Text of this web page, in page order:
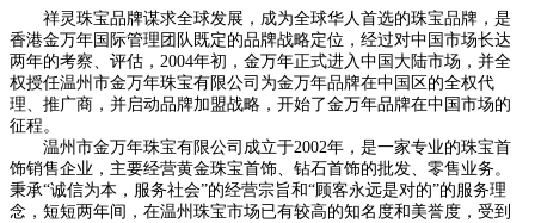
祥灵珠宝品牌谋求全球发展，成为全球华人首选的珠宝品牌，是
香港金万年国际管理团队既定的品牌战略定位，经过对中国市场长达
两年的考察、评估，2004年初，金万年正式进入中国大陆市场，并全
权授任温州市金万年珠宝有限公司为金万年品牌在中国区的全权代
理、推广商，并启动品牌加盟战略，开始了金万年品牌在中国市场的
征程。
温州市金万年珠宝有限公司成立于2002年，是一家专业的珠宝首
饰销售企业，主要经营黄金珠宝首饰、钻石首饰的批发、零售业务。
秉承“诚信为本，服务社会”的经营宗旨和“顾客永远是对的”的服务理
念，短短两年间，在温州珠宝市场已有较高的知名度和美誉度，受到